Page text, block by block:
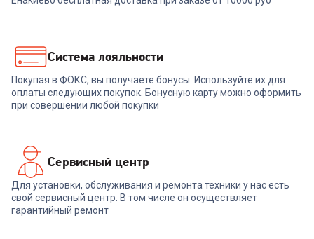
Система лояльности
Покупая в ФОКС, вы получаете бонусы. Используйте их для
оплаты следующих покупок. Бонусную карту можно оформить
при совершении любой покупки
Сервисный центр
Для установки, обслуживания и ремонта техники у нас есть
свой сервисный центр. В том числе он осуществляет
гарантийный ремонт